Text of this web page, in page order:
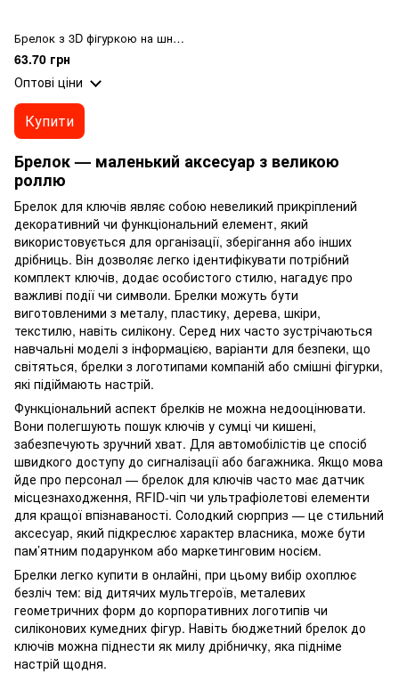
Брелок з 3D фігуркою на шнурку з кільцем та карабіном МІКС 14 122681
63.70 грн
Оптові ціни
Купити
Брелок — маленький аксесуар з великою
роллю
Брелок для ключів являє собою невеликий прикріплений
декоративний чи функціональний елемент, який
використовується для організації, зберігання або інших
дрібниць. Він дозволяє легко ідентифікувати потрібний
комплект ключів, додає особистого стилю, нагадує про
важливі події чи символи. Брелки можуть бути
виготовленими з металу, пластику, дерева, шкіри,
текстилю, навіть силікону. Серед них часто зустрічаються
навчальні моделі з інформацією, варіанти для безпеки, що
світяться, брелки з логотипами компаній або смішні фігурки,
які підіймають настрій.
Функціональний аспект брелків не можна недооцінювати.
Вони полегшують пошук ключів у сумці чи кишені,
забезпечують зручний хват. Для автомобілістів це спосіб
швидкого доступу до сигналізації або багажника. Якщо мова
йде про персонал — брелок для ключів часто має датчик
місцезнаходження, RFID-чіп чи ультрафіолетові елементи
для кращої впізнаваності. Солодкий сюрприз — це стильний
аксесуар, який підкреслює характер власника, може бути
пам’ятним подарунком або маркетинговим носієм.
Брелки легко купити в онлайні, при цьому вибір охоплює
безліч тем: від дитячих мультгероїв, металевих
геометричних форм до корпоративних логотипів чи
силіконових кумедних фігур. Навіть бюджетний брелок до
ключів можна піднести як милу дрібничку, яка підніме
настрій щодня.